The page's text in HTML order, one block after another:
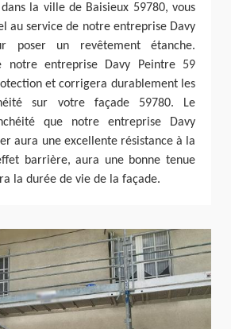
la ville de Baisieux 59780, vous
au service de notre entreprise Davy
poser un revêtement étanche.
notre entreprise Davy Peintre 59
et corrigera durablement les
sur votre façade 59780. Le
que notre entreprise Davy
aura une excellente résistance à la
barrière, aura une bonne tenue
la durée de vie de la façade.